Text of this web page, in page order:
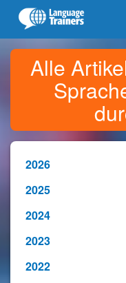
Alle
2026
2025
2024
2023
2022